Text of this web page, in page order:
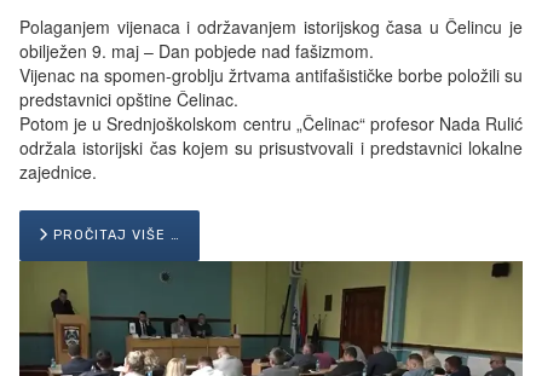
Polaganjem vijenaca i održavanjem istorijskog časa u Čelincu je
obilježen 9. maj – Dan pobjede nad fašizmom.
Vijenac na spomen-groblju žrtvama antifašističke borbe položili su
predstavnici opštine Čelinac.
Potom je u Srednjoškolskom centru „Čelinac“ profesor Nada Rulić
održala istorijski čas kojem su prisustvovali i predstavnici lokalne
zajednice.
PROČITAJ VIŠE …